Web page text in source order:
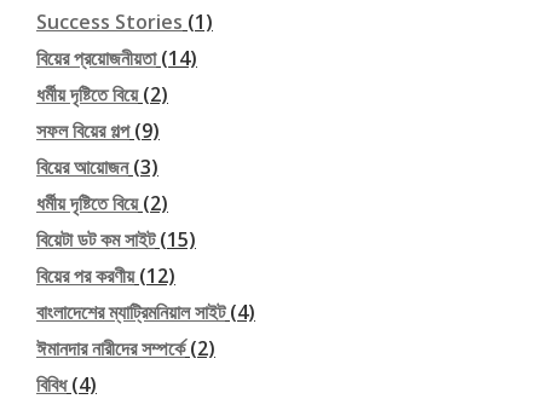
Success Stories (1)
বিয়ের প্রয়োজনীয়তা(14)
ধর্মীয় দৃষ্টিতে বিয়ে(2)
সফল বিয়ের গল্প(9)
বিয়ের আয়োজন(3)
ধর্মীয় দৃষ্টিতে বিয়ে(2)
বিয়েটা ডট কম সাইট(15)
বিয়ের পর করণীয়(12)
বাংলাদেশের ম্যাট্রিমনিয়াল সাইট(4)
ঈমানদার নারীদের সম্পর্কে(2)
বিবিধ(4)